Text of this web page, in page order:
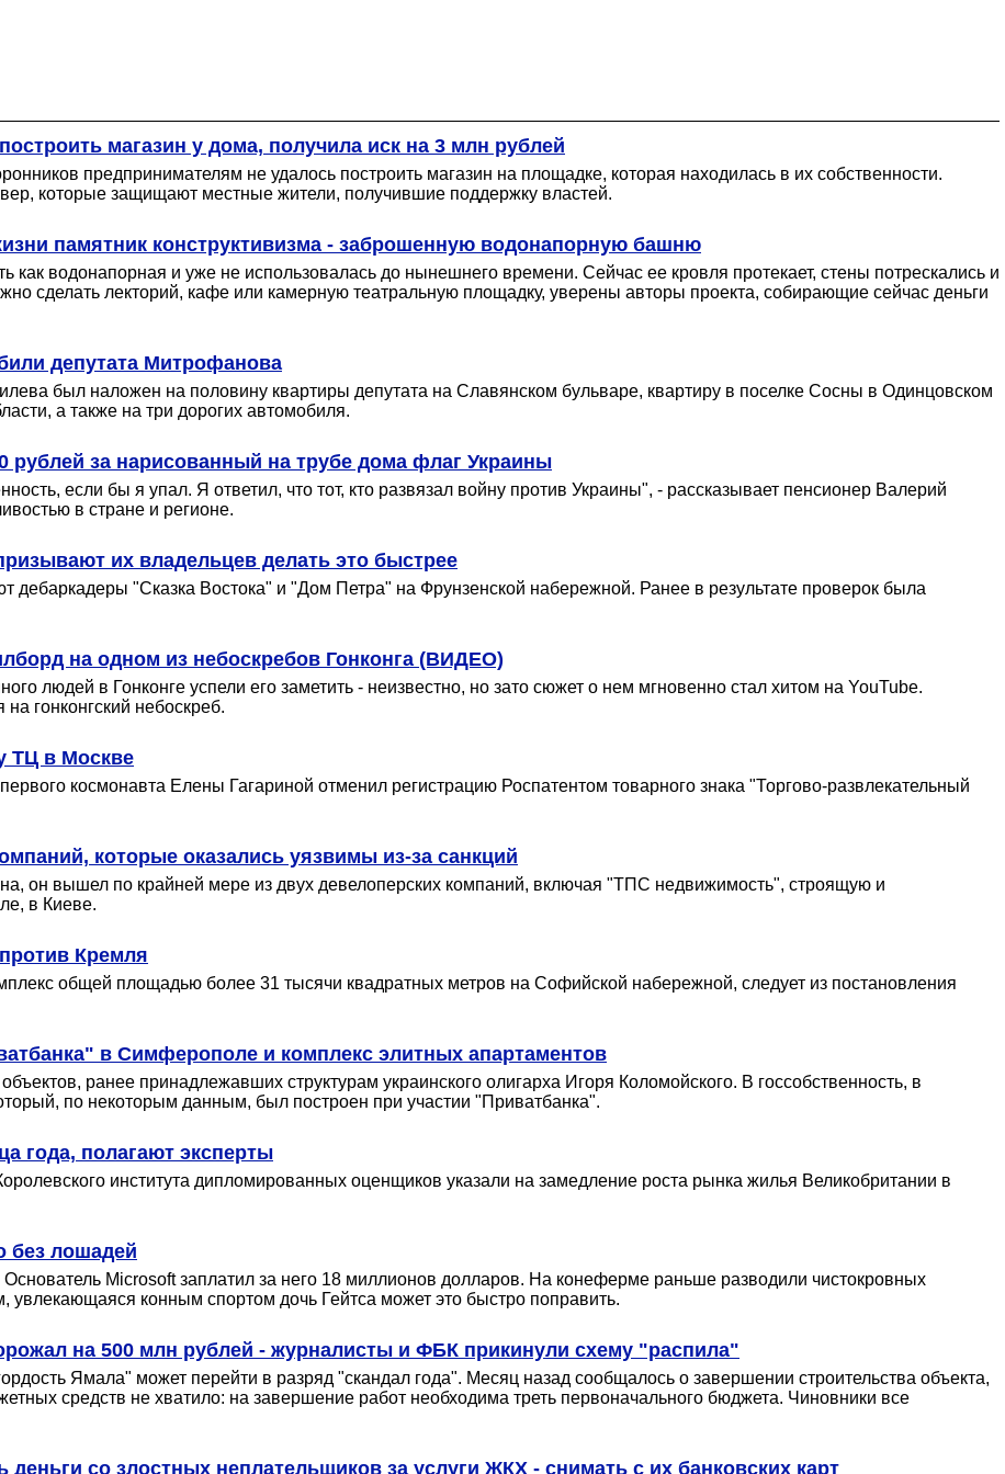
магазин у дома, получила иск на 3 млн рублей
предпринимателям не удалось построить магазин на площадке, которая находилась в их собственности.
которые защищают местные жители, получившие поддержку властей.
памятник конструктивизма - заброшенную водонапорную башню
водонапорная и уже не использовалась до нынешнего времени. Сейчас ее кровля протекает, стены потрескались и
сделать лекторий, кафе или камерную театральную площадку, уверены авторы проекта, собирающие сейчас деньги
депутата Митрофанова
был наложен на половину квартиры депутата на Славянском бульваре, квартиру в поселке Сосны в Одинцовском
а также на три дорогих автомобиля.
за нарисованный на трубе дома флаг Украины
если бы я упал. Я ответил, что тот, кто развязал войну против Украины", - рассказывает пенсионер Валерий
в стране и регионе.
их владельцев делать это быстрее
дебаркадеры "Сказка Востока" и "Дом Петра" на Фрунзенской набережной. Ранее в результате проверок была
на одном из небоскребов Гонконга (ВИДЕО)
людей в Гонконге успели его заметить - неизвестно, но зато сюжет о нем мгновенно стал хитом на YouTube.
гонконгский небоскреб.
ТЦ в Москве
космонавта Елены Гагариной отменил регистрацию Роспатентом товарного знака "Торгово-развлекательный
которые оказались уязвимы из-за санкций
он вышел по крайней мере из двух девелоперских компаний, включая "ТПС недвижимость", строящую и
в Киеве.
Кремля
общей площадью более 31 тысячи квадратных метров на Софийской набережной, следует из постановления
в Симферополе и комплекс элитных апартаментов
ранее принадлежавших структурам украинского олигарха Игоря Коломойского. В госсобственность, в
по некоторым данным, был построен при участии "Приватбанка".
года, полагают эксперты
института дипломированных оценщиков указали на замедление роста рынка жилья Великобритании в
без лошадей
Microsoft заплатил за него 18 миллионов долларов. На конеферме раньше разводили чистокровных
конным спортом дочь Гейтса может это быстро поправить.
на 500 млн рублей - журналисты и ФБК прикинули схему "распила"
Ямала" может перейти в разряд "скандал года". Месяц назад сообщалось о завершении строительства объекта,
средств не хватило: на завершение работ необходима треть первоначального бюджета. Чиновники все
со злостных неплательщиков за услуги ЖКХ - снимать с их банковских карт